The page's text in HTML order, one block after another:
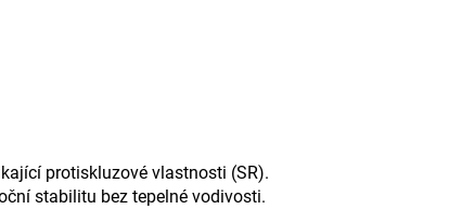
protiskluzové vlastnosti (SR).
stabilitu bez tepelné vodivosti.